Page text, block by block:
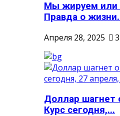
Мы жируем или
Правда о
Апреля 28, 2025
Доллар шагнет
Курс сегодня,...